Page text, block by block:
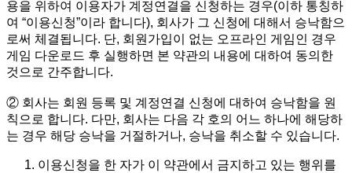
용을 위하여 이용자가 계정연결을 신청하는 경우(이하 통칭하
여 “이용신청”이라 합니다), 회사가 그 신청에 대해서 승낙함으
로써 체결됩니다. 단, 회원가입이 없는 오프라인 게임인 경우
게임 다운로드 후 실행하면 본 약관의 내용에 대하여 동의한
것으로 간주합니다.
② 회사는 회원 등록 및 계정연결 신청에 대하여 승낙함을 원
칙으로 합니다. 다만, 회사는 다음 각 호의 어느 하나에 해당하
는 경우 해당 승낙을 거절하거나, 승낙을 취소할 수 있습니다.
이용신청을 한 자가 이 약관에서 금지하고 있는 행위를